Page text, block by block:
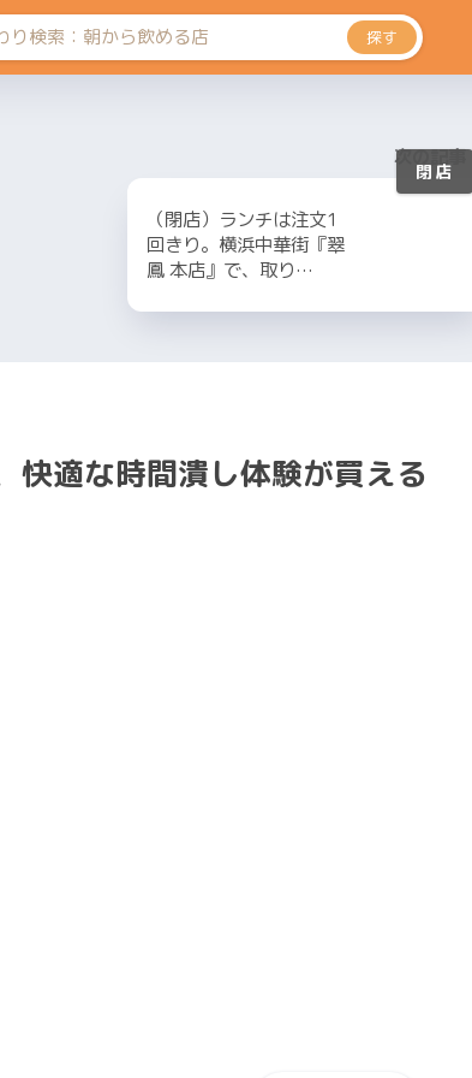
探す
次の記事
（閉店）ランチは注文1
回きり。横浜中華街『翠
鳳 本店』で、取り…
快適な時間潰し体験が買える